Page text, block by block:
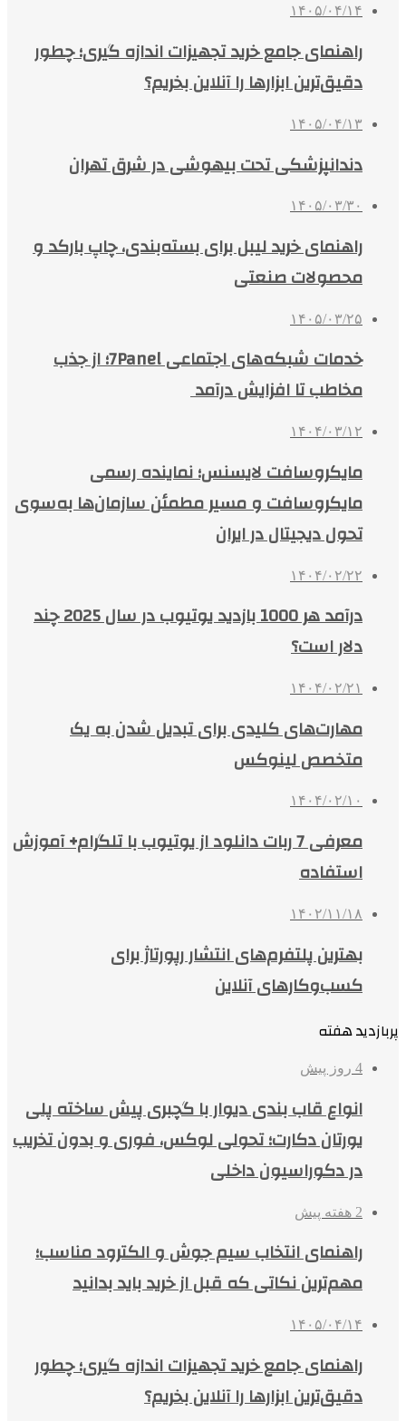
۱۴۰۵/۰۴/۱۴
راهنمای جامع خرید تجهیزات اندازه گیری؛ چطور
دقیق‌ترین ابزارها را آنلاین بخریم؟
۱۴۰۵/۰۴/۱۳
دندانپزشکی تحت بیهوشی در شرق تهران
۱۴۰۵/۰۳/۳۰
راهنمای خرید لیبل برای بسته‌بندی، چاپ بارکد و
محصولات صنعتی
۱۴۰۵/۰۳/۲۵
خدمات شبکه‌های اجتماعی 7Panel؛ از جذب
مخاطب تا افزایش درآمد
۱۴۰۴/۰۳/۱۲
مایکروسافت لایسنس؛ نماینده رسمی
مایکروسافت و مسیر مطمئن سازمان‌ها به‌سوی
تحول دیجیتال در ایران
۱۴۰۴/۰۲/۲۲
درآمد هر 1000 بازدید یوتیوب در سال 2025 چند
دلار است؟
۱۴۰۴/۰۲/۲۱
مهارت‌های کلیدی برای تبدیل شدن به یک
متخصص لینوکس
۱۴۰۴/۰۲/۱۰
معرفی 7 ربات دانلود از یوتیوب با تلگرام+ آموزش
استفاده
۱۴۰۲/۱۱/۱۸
بهترین پلتفرم‌های انتشار رپورتاژ برای
کسب‌وکارهای آنلاین
پربازدید هفته
4 روز پیش
انواع قاب بندی دیوار با گچبری پیش ساخته پلی
یورتان دکارت؛ تحولی لوکس، فوری و بدون تخریب
در دکوراسیون داخلی
2 هفته پیش
راهنمای انتخاب سیم جوش و الکترود مناسب؛
مهم‌ترین نکاتی که قبل از خرید باید بدانید
۱۴۰۵/۰۴/۱۴
راهنمای جامع خرید تجهیزات اندازه گیری؛ چطور
دقیق‌ترین ابزارها را آنلاین بخریم؟